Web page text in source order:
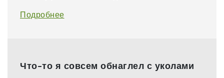
Подробнее
Что-то я совсем обнаглел с уколами